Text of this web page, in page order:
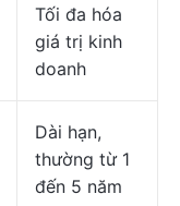
Tối đa hóa
giá trị kinh
doanh
Dài hạn,
thường từ 1
đến 5 năm